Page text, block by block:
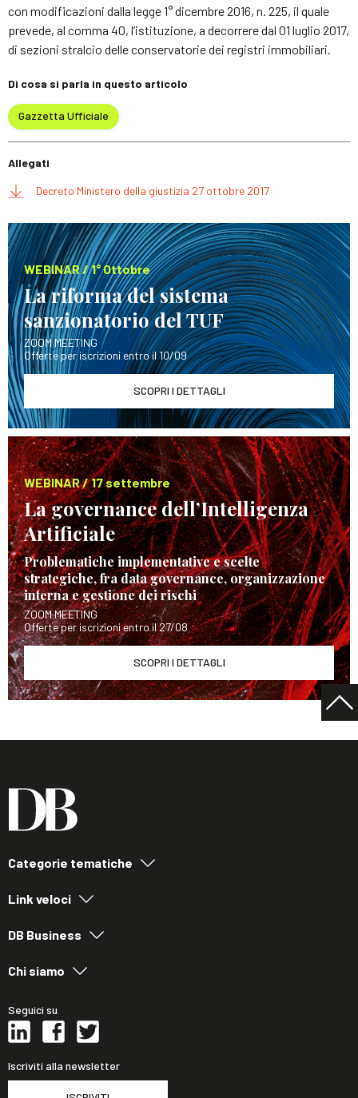
con modificazioni dalla legge 1° dicembre 2016, n. 225, il quale
prevede, al comma 40, l’istituzione, a decorrere dal 01 luglio 2017,
di sezioni stralcio delle conservatorie dei registri immobiliari.
Di cosa si parla in questo articolo
Gazzetta Ufficiale
Allegati
Decreto Ministero della giustizia 27 ottobre 2017
WEBINAR / 1° Ottobre
La riforma del sistema
sanzionatorio del TUF
ZOOM MEETING
Offerte per iscrizioni entro il 10/09
SCOPRI I DETTAGLI
WEBINAR / 17 settembre
La governance dell’Intelligenza
Artificiale
Problematiche implementative e scelte
strategiche, fra data governance, organizzazione
interna e gestione dei rischi
ZOOM MEETING
Offerte per iscrizioni entro il 27/08
SCOPRI I DETTAGLI
Categorie tematiche
Link veloci
DB Business
Chi siamo
Seguici su
Iscriviti alla newsletter